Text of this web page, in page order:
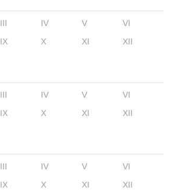
III IV V
VI
IX X XI XII
III IV V
VI
IX X XI XII
III IV V
VI
IX X XI XII